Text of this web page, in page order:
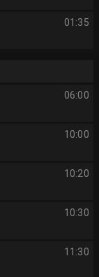
01:35
06:00
10:00
10:20
10:30
11:30